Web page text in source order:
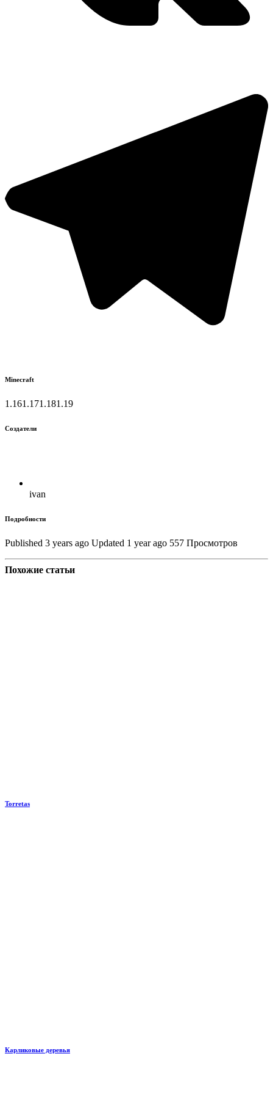
Minecraft
1.161.171.181.19
Создатели
ivan
Подробности
Published 3 years ago Updated 1 year ago 557 Просмотров
Похожие статьи
Torretas
Карликовые деревья